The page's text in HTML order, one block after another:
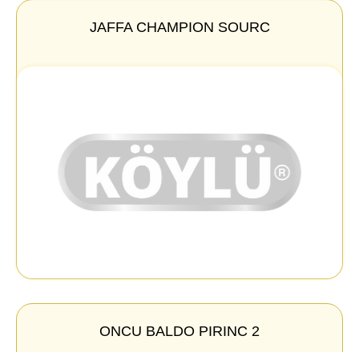
JAFFA CHAMPION SOURC
ONCU BALDO PIRINC 2